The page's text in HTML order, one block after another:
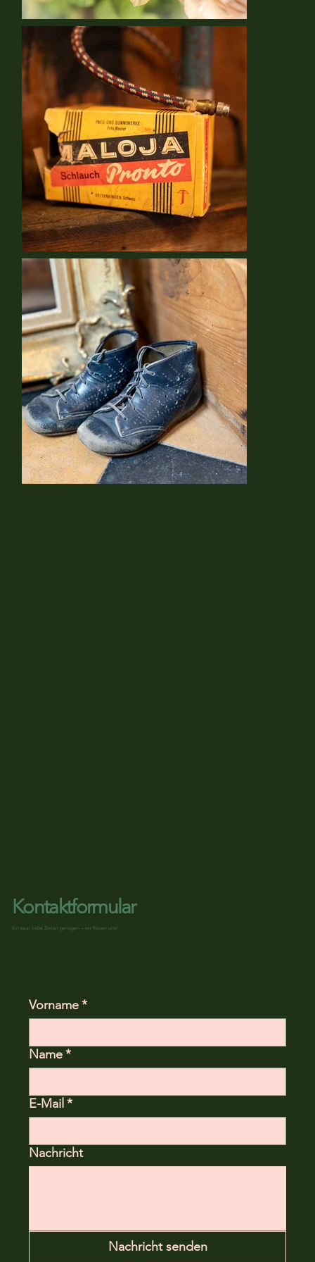
Kontaktformular
Ein paar liebe Zeilen genügen – wir freuen uns!
Vorname*
Name*
E-Mail*
Nachricht
Nachricht senden